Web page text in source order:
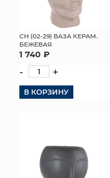
СН (02-29) ВАЗА КЕРАМ.
БЕЖЕВАЯ
1 740 ₽
- +
В КОРЗИНУ